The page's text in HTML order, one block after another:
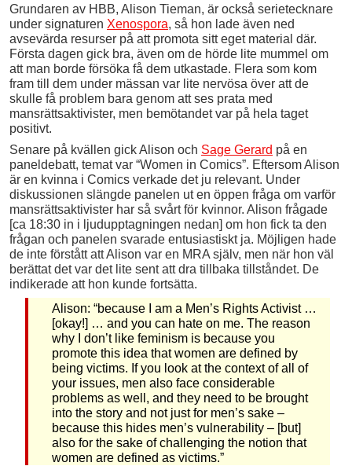
Grundaren av HBB, Alison Tieman, är också serietecknare
under signaturen Xenospora, så hon lade även ned
avsevärda resurser på att promota sitt eget material där.
Första dagen gick bra, även om de hörde lite mummel om
att man borde försöka få dem utkastade. Flera som kom
fram till dem under mässan var lite nervösa över att de
skulle få problem bara genom att ses prata med
mansrättsaktivister, men bemötandet var på hela taget
positivt.
Senare på kvällen gick Alison och Sage Gerard på en
paneldebatt, temat var “Women in Comics”. Eftersom Alison
är en kvinna i Comics verkade det ju relevant. Under
diskussionen slängde panelen ut en öppen fråga om varför
mansrättsaktivister har så svårt för kvinnor. Alison frågade
[ca 18:30 in i ljudupptagningen nedan] om hon fick ta den
frågan och panelen svarade entusiastiskt ja. Möjligen hade
de inte förstått att Alison var en MRA själv, men när hon väl
berättat det var det lite sent att dra tillbaka tillståndet. De
indikerade att hon kunde fortsätta.
Alison: “because I am a Men’s Rights Activist …
[okay!] … and you can hate on me. The reason
why I don’t like feminism is because you
promote this idea that women are defined by
being victims. If you look at the context of all of
your issues, men also face considerable
problems as well, and they need to be brought
into the story and not just for men’s sake –
because this hides men’s vulnerability – [but]
also for the sake of challenging the notion that
women are defined as victims.”